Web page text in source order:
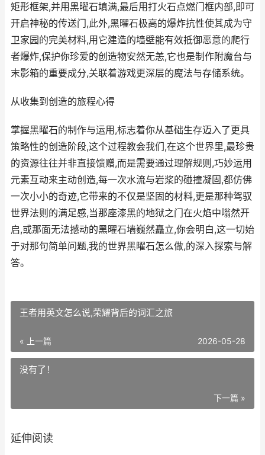
矩形框架,并用黑曜石填满,最后用打火石点燃门框内部,即可
开启神秘的传送门,此外,黑曜石极高的爆炸抗性使其成为守
卫家园的完美材料,用它建造的墙壁能有效抵御恶意的爬行
者爆炸,保护你珍爱的创造物安然无恙,它也是制作附魔台与
末影箱的重要成分,关联着游戏更深层的魔法与存储系统。
从收集到创造的旅程心得
掌握黑曜石的制作与运用,标志着你从基础生存迈入了更具
策略性的创造阶段,这个过程教会我们,在这个世界里,最珍贵
的资源往往并非直接馈赠,而是需要通过理解规则,巧妙运用
元素互动来主动创造,每一次水流与岩浆的碰撞凝固,都仿佛
一次小小的奇迹,它带来的不仅是坚固的材料,更是那种驾驭
世界法则的满足感,当那座漆黑的地狱之门在火焰中嗡然开
启,或那面无法撼动的黑曜石墙巍然矗立,你会明白,这一切始
于对那句简单问题,我的世界黑曜石怎么做,的深入探索与解
答。
王者用英文怎么说,荣耀背后的词汇之旅
« 上一篇 2026-05-28
没有了！
下一篇 »
延伸阅读